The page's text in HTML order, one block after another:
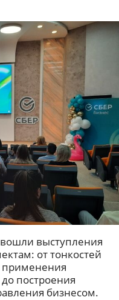
выступления
от тонкостей
применения
построения
бизнесом.